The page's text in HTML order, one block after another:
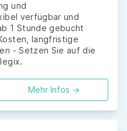
und
verfügbar und
1 Stunde gebucht
langfristige
- Setzen Sie auf die
Mehr Infos ->